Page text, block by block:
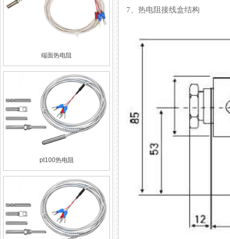
端面热电阻
pt100热电阻
7、热电阻接线盒结构